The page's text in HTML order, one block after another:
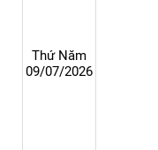
Thứ Năm
09/07/2026